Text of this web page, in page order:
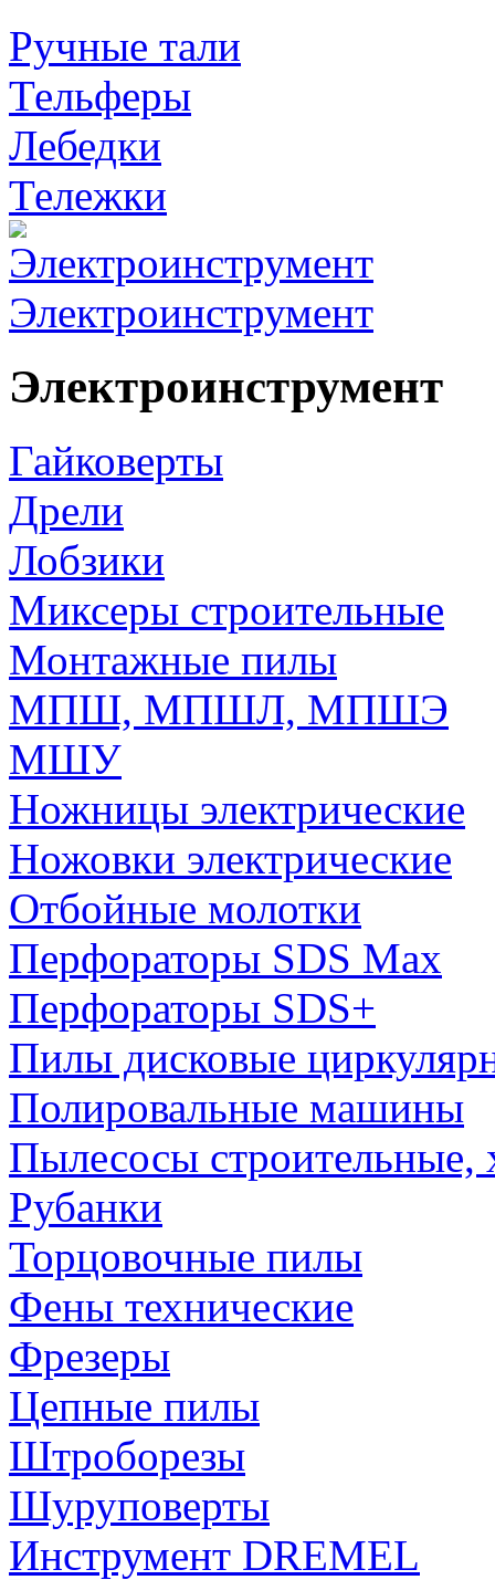
Ручные тали
Тельферы
Лебедки
Тележки
Электроинструмент
Электроинструмент
Гайковерты
Дрели
Лобзики
Миксеры строительные
Монтажные пилы
МПШ, МПШЛ, МПШЭ
МШУ
Ножницы электрические
Ножовки электрические
Отбойные молотки
Перфораторы SDS Max
Перфораторы SDS+
Пилы дисковые
Полировальные машины
Пылесосы строительные,
Рубанки
Торцовочные пилы
Фены технические
Фрезеры
Цепные пилы
Штроборезы
Шуруповерты
Инструмент DREMEL